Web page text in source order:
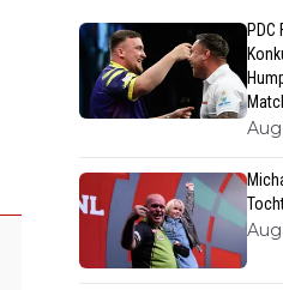
Aug
Aug